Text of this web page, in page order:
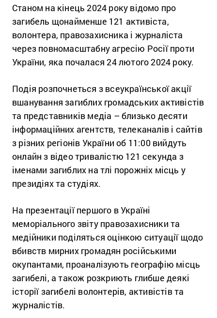
Станом на кінець 2024 року відомо про
загибель щонайменше 121 активіста,
волонтера, правозахисника і журналіста
через повномасштабну агресію Росії проти
України, яка почалася 24 лютого 2024 року.
Подія розпочнеться з всеукраїнської акції
вшанування загиблих громадських активістів
та представників медіа – близько десяти
інформаційних агентств, телеканалів і сайтів
з різних регіонів України об 11:00 вийдуть
онлайн з відео тривалістю 121 секунда з
іменами загиблих на тлі порожніх місць у
президіях та студіях.
На презентації першого в Україні
меморіального звіту правозахисники та
медійники поділяться оцінкою ситуації щодо
вбивств мирних громадян російськими
окупантами, проаналізують географію місць
загибелі, а також розкриють глибше деякі
історії загибелі волонтерів, активістів та
журналістів.